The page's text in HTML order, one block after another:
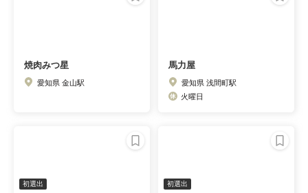
焼肉みつ星
愛知県 金山駅
馬力屋
愛知県 浅間町駅
火曜日
初選出 初選出